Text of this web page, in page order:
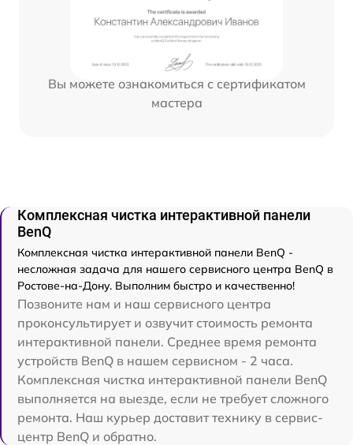
Вы можете ознакомиться с сертификатом
мастера
Комплексная чистка интерактивной панели
BenQ
Комплексная чистка интерактивной панели BenQ -
несложная задача для нашего сервисного центра BenQ в
Ростове-на-Дону. Выполним быстро и качественно!
Позвоните нам и наш сервисного центра
проконсультирует и озвучит стоимость ремонта
интерактивной панели. Среднее время ремонта
устройств BenQ в нашем сервисном - 2 часа.
Комплексная чистка интерактивной панели BenQ
выполняется на выезде, если не требует сложного
ремонта. Наш курьер доставит технику в сервис-
центр BenQ и обратно.